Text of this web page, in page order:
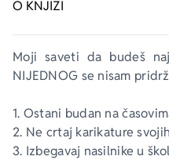
O KNJIZI
Moji saveti da budeš
NIJEDNOG se nisam
1. Ostani budan na
2. Ne crtaj karikature
3. Izbegavaj nasilnike u